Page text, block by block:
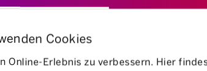
Cookies
Online-Erlebnis zu verbessern. Hier
des projets de recherche visant à développer
utilisateurs et de systèmes de
Uber, Bosch, Intel, Audi, Daimler ou Microsoft. À